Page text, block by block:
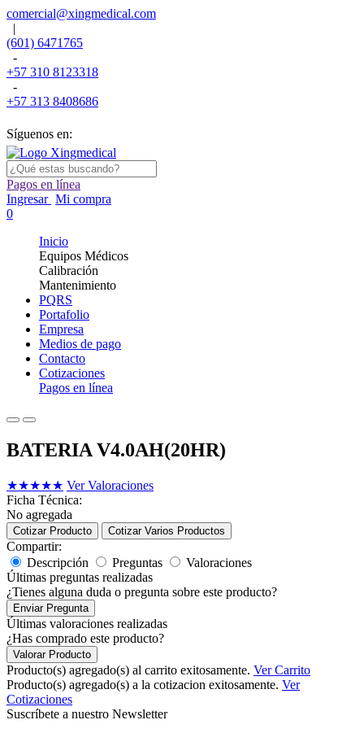
comercial@xingmedical.com
|
(601) 6471765
-
+57 310 8123318
-
+57 313 8408686
Síguenos en:
Pagos en línea
Ingresar Mi compra
0
Inicio
Equipos Médicos
Calibración
Mantenimiento
PQRS
Portafolio
Empresa
Medios de pago
Contacto
Cotizaciones
Pagos en línea
BATERIA V4.0AH(20HR)
★★★★★ Ver Valoraciones
Ficha Técnica:
No agregada
Cotizar Producto Cotizar Varios Productos
Compartir:
Descripción
Preguntas
Valoraciones
Últimas preguntas realizadas
¿Tienes alguna duda o pregunta sobre este producto?
Enviar Pregunta
Últimas valoraciones realizadas
¿Has comprado este producto?
Valorar Producto
Producto(s) agregado(s) al carrito exitosamente. Ver Carrito
Producto(s) agregado(s) a la cotizacion exitosamente. Ver
Cotizaciones
Suscríbete a nuestro Newsletter